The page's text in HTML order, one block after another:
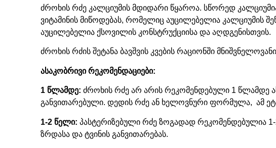
ძროხის რძე კალციუმის მდიდარი წყაროა. სწორედ
ვიტამინის მიწოდებას, რომელიც აუცილებელია კალციუმის
აუცილებელია ქსოვილის კონსტრუქციისა და აღდგენისთვის.
ძროხის რძის შეტანა ბავშვის კვების რაციონში
ასაკობრივი რეკომენდაციები:
1 წლამდე: ძროხის რძე არ არის რეკომენდებული 1 წლამდე
განვითარებული. დედის რძე ან ხელოვნური ფორმულა, ამ
1-2 წელი: პასტერიზებული რძე ზოგადად რეკომენდებულია
ზრდასა და ტვინის განვითარებას.